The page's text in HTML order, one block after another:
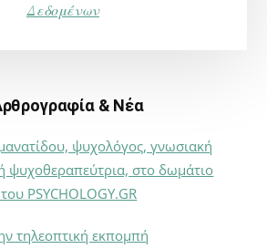
Δεδομένων
& Νέα
ψυχολόγος, γνωσιακή
ψυχοθεραπεύτρια, στο δωμάτιο
PSYCHOLOGY.GR
τηλεοπτική εκπομπή